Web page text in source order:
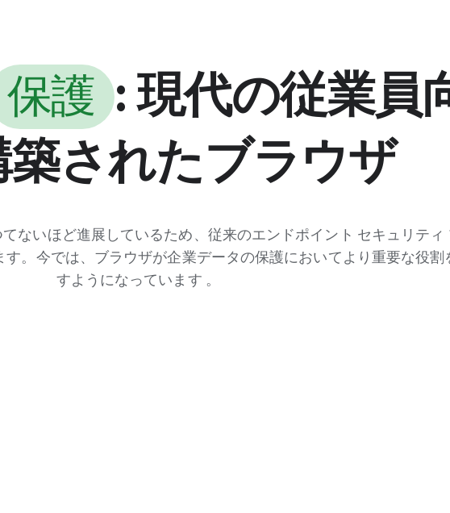
保護 : 現代の従業員
築されたブラウザ
ないほど進展しているため、従来のエンドポイント セキュリティ
。今では、ブラウザが企業データの保護においてより重要な役割
すようになっています 。